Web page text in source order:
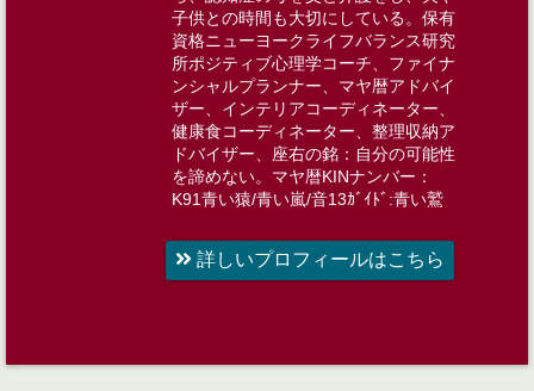
子供との時間も大切にしている。​​保有
資格ニューヨークライフバランス研究
所ポジティブ心理学コーチ、ファイナ
ンシャルプランナー​​、マヤ暦アドバイ
ザー​、インテリアコーディネーター​、
健康食コーディネーター、​​整理収納ア
ドバイザー、​​座右の銘：自分の可能性
を諦めない​。マヤ暦KINナンバー：
K91青い猿/青い嵐/音13ｶﾞｲﾄﾞ:青い鷲
詳しいプロフィールはこちら